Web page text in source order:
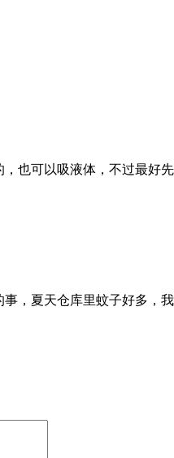
也可以吸液体，不过最好
，夏天仓库里蚊子好多，